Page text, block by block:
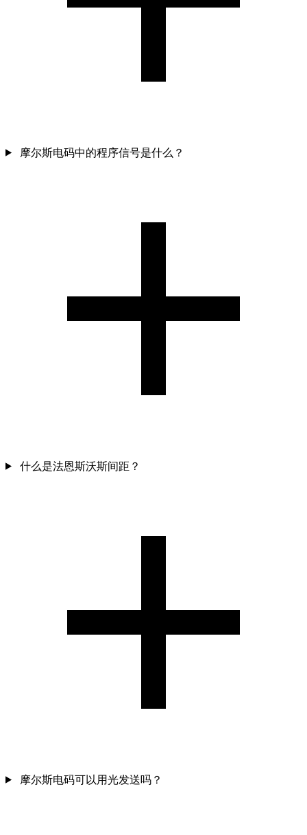
摩尔斯电码中的程序信号是什么？
什么是法恩斯沃斯间距？
摩尔斯电码可以用光发送吗？